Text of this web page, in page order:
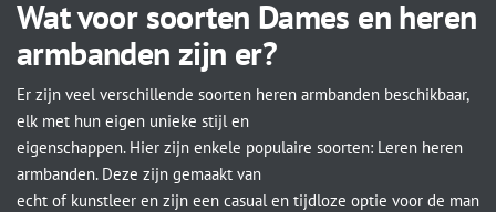
Wat voor soorten Dames en heren
armbanden zijn er?
Er zijn veel verschillende soorten heren armbanden beschikbaar,
elk met hun eigen unieke stijl en
eigenschappen. Hier zijn enkele populaire soorten: Leren heren
armbanden. Deze zijn gemaakt van
echt of kunstleer en zijn een casual en tijdloze optie voor de man